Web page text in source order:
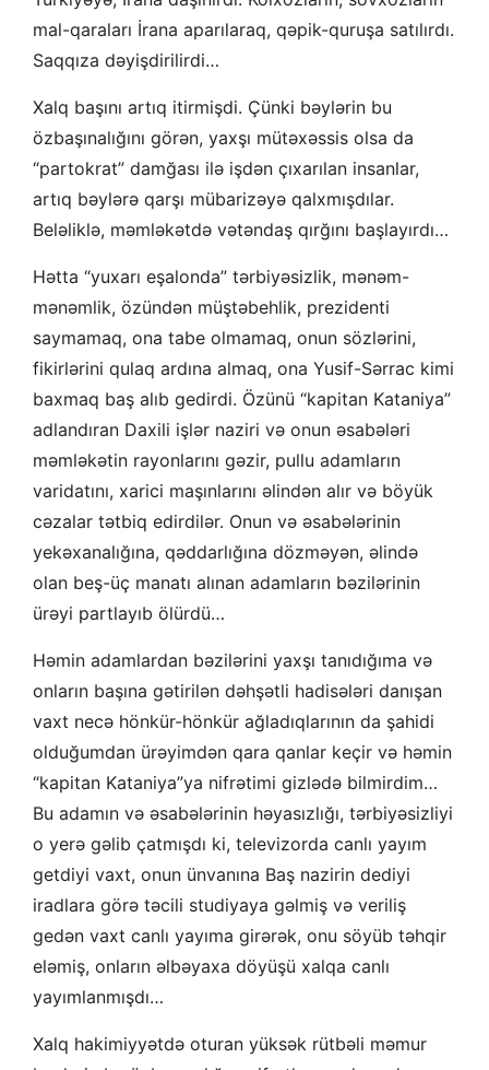
mal-qaraları İrana aparılaraq, qəpik-quruşa satılırdı.
Saqqıza dəyişdirilirdi…
Xalq başını artıq itirmişdi. Çünki bəylərin bu
özbaşınalığını görən, yaxşı mütəxəssis olsa da
“partokrat” damğası ilə işdən çıxarılan insanlar,
artıq bəylərə qarşı mübarizəyə qalxmışdılar.
Beləliklə, məmləkətdə vətəndaş qırğını başlayırdı…
Hətta “yuxarı eşalonda” tərbiyəsizlik, mənəm-
mənəmlik, özündən müştəbehlik, prezidenti
saymamaq, ona tabe olmamaq, onun sözlərini,
fikirlərini qulaq ardına almaq, ona Yusif-Sərrac kimi
baxmaq baş alıb gedirdi. Özünü “kapitan Kataniya”
adlandıran Daxili işlər naziri və onun əsabələri
məmləkətin rayonlarını gəzir, pullu adamların
varidatını, xarici maşınlarını əlindən alır və böyük
cəzalar tətbiq edirdilər. Onun və əsabələrinin
yekəxanalığına, qəddarlığına dözməyən, əlində
olan beş-üç manatı alınan adamların bəzilərinin
ürəyi partlayıb ölürdü…
Həmin adamlardan bəzilərini yaxşı tanıdığıma və
onların başına gətirilən dəhşətli hadisələri danışan
vaxt necə hönkür-hönkür ağladıqlarının da şahidi
olduğumdan ürəyimdən qara qanlar keçir və həmin
“kapitan Kataniya”ya nifrətimi gizlədə bilmirdim…
Bu adamın və əsabələrinin həyasızlığı, tərbiyəsizliyi
o yerə gəlib çatmışdı ki, televizorda canlı yayım
getdiyi vaxt, onun ünvanına Baş nazirin dediyi
iradlara görə təcili studiyaya gəlmiş və veriliş
gedən vaxt canlı yayıma girərək, onu söyüb təhqir
eləmiş, onların əlbəyaxa döyüşü xalqa canlı
yayımlanmışdı…
Xalq hakimiyyətdə oturan yüksək rütbəli məmur